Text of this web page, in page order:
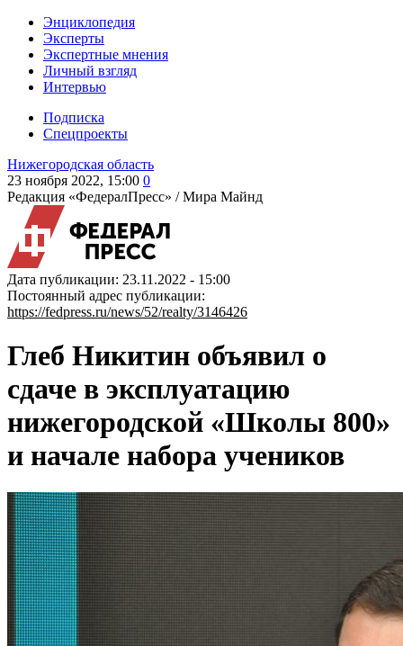
Энциклопедия
Эксперты
Экспертные мнения
Личный взгляд
Интервью
Подписка
Спецпроекты
Нижегородская область
23 ноября 2022, 15:00 0
Редакция «ФедералПресс» /Мира Майнд
Дата публикации: 23.11.2022 - 15:00
Постоянный адрес публикации:
https://fedpress.ru/news/52/realty/3146426
Глеб Никитин объявил о
сдаче в эксплуатацию
нижегородской «Школы 800»
и начале набора учеников